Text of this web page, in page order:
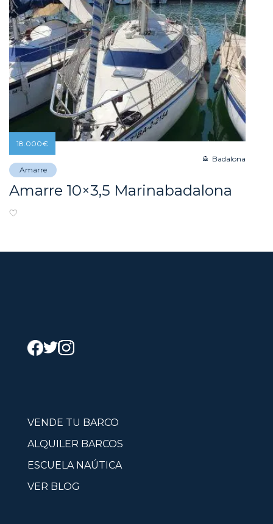
Amarre
Badalona
Amarre 10×3,5 Marinabadalona
18.000€
VENDE TU BARCO
ALQUILER BARCOS
ESCUELA NAÚTICA
VER BLOG